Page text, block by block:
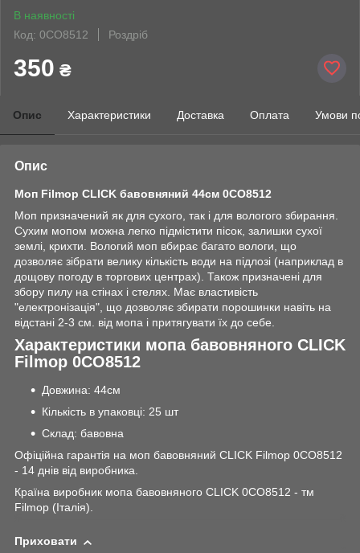
В наявності
Код: 0CO8512
Роздріб
350 ₴
Опис Характеристики Доставка Оплата Умови
Опис
Моп Filmop CLICK бавовняний 44см 0CO8512
Mоп призначений як для сухого, так і для вологого збирання.
Сухим мопом можна легко підмістити пісок, залишки сухої
землі, крихти. Вологий моп вбирає багато вологи, що
дозволяє зібрати велику кількість води на підлозі (наприклад в
дощову погоду в торгових центрах). Також призначені для
збору пилу на стінах і стелях. Має властивість
"електронізація", що дозволяє збирати порошинки навіть на
відстані 2-3 см. від мопа і притягувати їх до себе.
Характеристики мопа бавовняного CLICK
Filmop 0CO8512
Довжина: 44см
Кількість в упаковці: 25 шт
Склад: бавовна
Офіційна гарантія на моп бавовняний CLICK Filmop 0CO8512
- 14 днів від виробника.
Країна виробник мопа бавовняного CLICK 0CO8512 - тм
Filmop (Італія).
Приховати